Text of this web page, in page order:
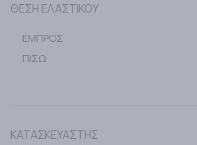
ΘΕΣΗ ΕΛΑΣΤΙΚΟΥ
ΕΜΠΡΟΣ
ΠΙΣΩ
ΚΑΤΑΣΚΕΥΑΣΤΗΣ